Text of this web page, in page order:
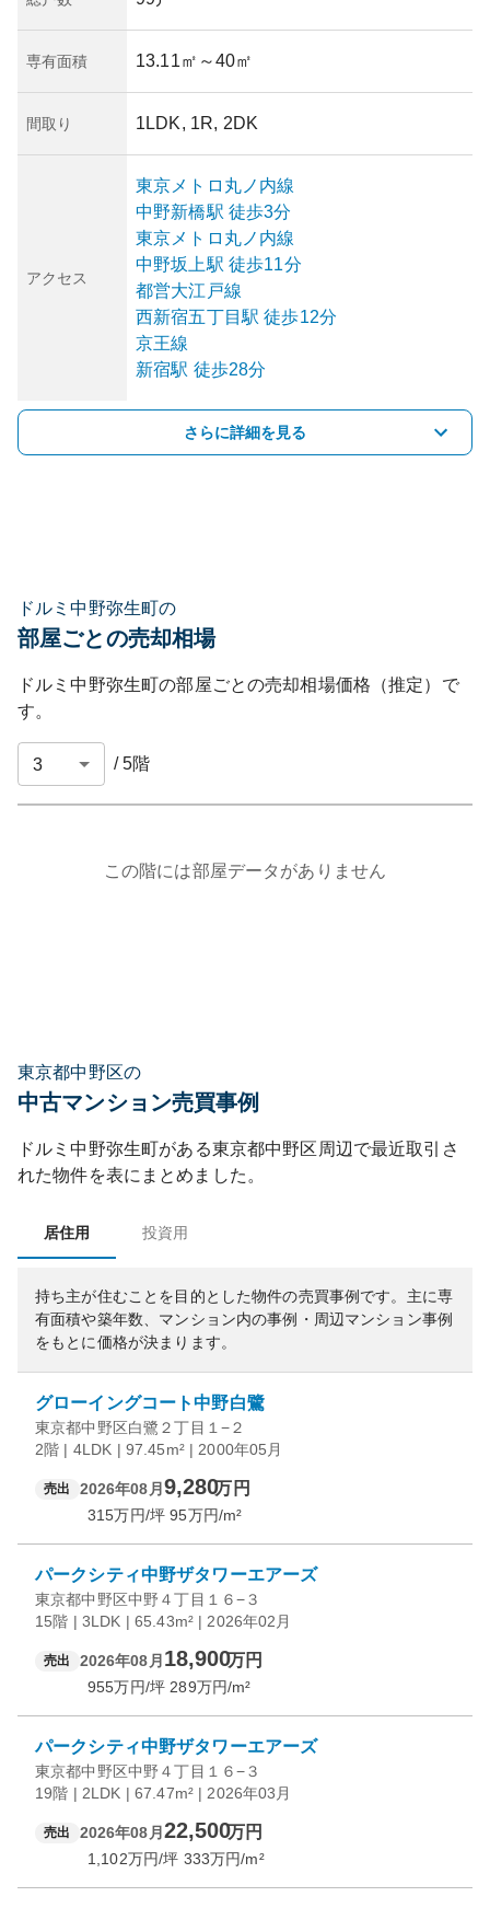
専有面積 13.11㎡ ～40㎡
間取り 1LDK, 1R, 2DK
アクセス
東京メトロ丸ノ内線
中野新橋駅 徒歩3分
東京メトロ丸ノ内線
中野坂上駅 徒歩11分
都営大江戸線
西新宿五丁目 駅 徒歩12分
京王線
新宿駅 徒歩28分
さらに詳細を見る
ドルミ中野弥生町の
部屋ごとの売却相場
ドルミ中野弥生町の部屋ごとの売却相場価格（推定）で
す。
/5階
この階には部屋データがありません
東京都中野区の
中古マンション売買事例
ドルミ中野弥生町がある東京都中野区 周辺で最近取引さ
れた物件を表にまとめました。
居住用 投資用
持ち主が住むことを目的とした物件の売買事例です。 主に専
有面積や築年数、マンション内の事例・周辺マンション事例
をもとに価格が決まります。
グローイングコート中野白鷺
東京都中野区白鷺２丁目１−２
2階 | 4LDK | 97.45m² | 2000年05月
売出 2026年08月 9,280万円
315万円/坪 95万円/m²
パークシティ中野ザタワーエアーズ
東京都中野区中野４丁目１６−３
15階 | 3LDK | 65.43m² | 2026年02月
売出 2026年08月 18,900万円
955万円/坪 289万円/m²
パークシティ中野ザタワーエアーズ
東京都中野区中野４丁目１６−３
19階 | 2LDK | 67.47m² | 2026年03月
売出 2026年08月 22,500万円
1,102万円/坪 333万円/m²